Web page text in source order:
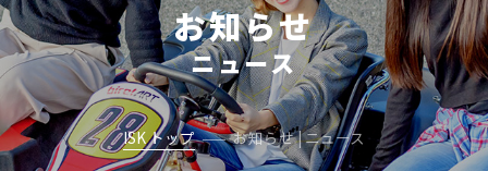
お知らせ
ニュース
ISK トップ お知らせ | ニュース